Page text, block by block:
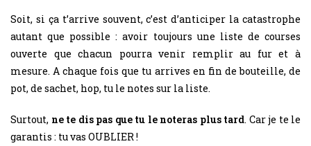
Soit, si ça t’arrive souvent, c’est d’anticiper la catastrophe
autant que possible : avoir toujours une liste de courses
ouverte que chacun pourra venir remplir au fur et à
mesure. A chaque fois que tu arrives en fin de bouteille, de
pot, de sachet, hop, tu le notes sur la liste.
Surtout, ne te dis pas que tu le noteras plus tard. Car je te le
garantis : tu vas OUBLIER !